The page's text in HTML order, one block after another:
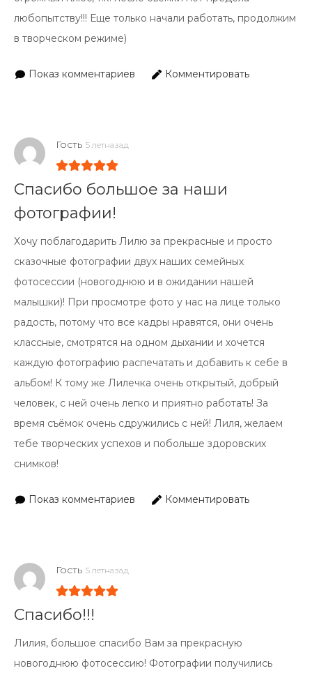
любопытству!!! Еще только начали работать, продолжим
в творческом режиме)
Показ комментариев Комментировать
Гость 5 летназад
Спасибо большое за наши
фотографии!
Хочу поблагодарить Лилю за прекрасные и просто
сказочные фотографии двух наших семейных
фотосессии (новогоднюю и в ожидании нашей
малышки)! При просмотре фото у нас на лице только
радость, потому что все кадры нравятся, они очень
классные, смотрятся на одном дыхании и хочется
каждую фотографию распечатать и добавить к себе в
альбом! К тому же Лилечка очень открытый, добрый
человек, с ней очень легко и приятно работать! За
время съёмок очень сдружились с ней! Лиля, желаем
тебе творческих успехов и побольше здоровских
снимков!
Показ комментариев Комментировать
Гость 5 летназад
Спасибо!!!
Лилия, большое спасибо Вам за прекрасную
новогоднюю фотосессию! Фотографии получились